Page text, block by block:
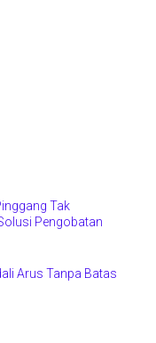
Tak
Pengobatan
Arus Tanpa Batas